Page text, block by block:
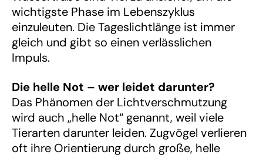
wichtigste Phase im Lebenszyklus
einzuleuten. Die Tageslichtlänge ist immer
gleich und gibt so einen verlässlichen
Impuls.
Die helle Not – wer leidet darunter?
Das Phänomen der Lichtverschmutzung
wird auch „helle Not“ genannt, weil viele
Tierarten darunter leiden. Zugvögel verlieren
oft ihre Orientierung durch große, helle